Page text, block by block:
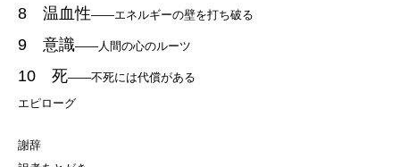
8 温血性——エネルギーの壁を打ち破る
9 意識——人間の心のルーツ
10 死——不死には代償がある
エピローグ
謝辞